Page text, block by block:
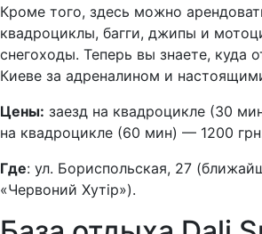
Кроме того, здесь можно
квадроциклы, багги, джипы и
снегоходы. Теперь вы знаете, куда
Киеве за адреналином и
Цены: заезд на квадроцикле (30
на квадроцикле (60 мин) — 1200
Где: ул. Бориспольская, 27
«Червоний Хутір»).